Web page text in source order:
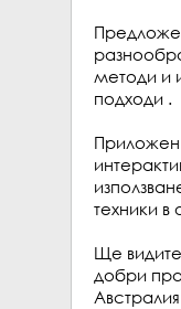
методи и
подходи .
Приложен
техники в
Ще
добри